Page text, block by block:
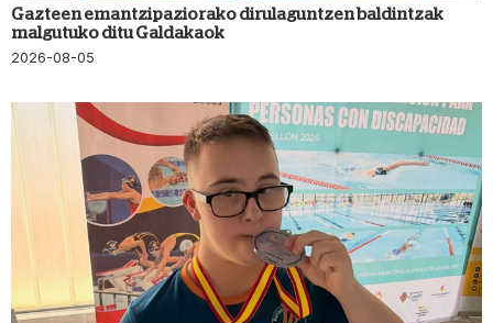
Gazteen emantzipaziorako dirulaguntzen baldintzak
malgutuko ditu Galdakaok
2026-08-05